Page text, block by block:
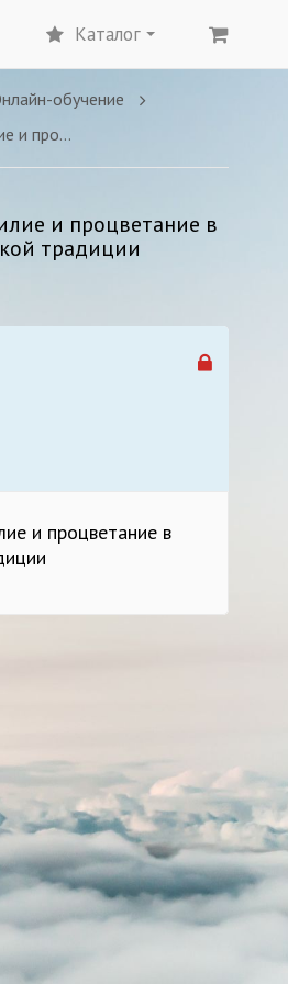
Каталог
обучение
традиции
и процветание в
традиции
и процветание в